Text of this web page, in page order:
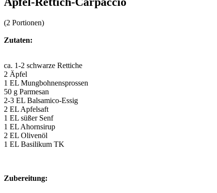
(2 Portionen)
Zutaten:
ca. 1-2 schwarze Rettiche
2 Äpfel
1 EL Mungbohnensprossen
50 g Parmesan
2-3 EL Balsamico-Essig
2 EL Apfelsaft
1 EL süßer Senf
1 EL Ahornsirup
2 EL Olivenöl
1 EL Basilikum TK
Zubereitung: